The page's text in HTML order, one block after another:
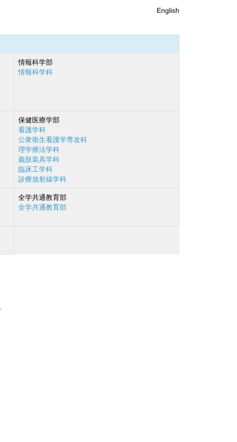
English
情報科学部
情報科学科
保健医療学部
看護学科
公衆衛生看護学専攻科
理学療法学科
義肢装具学科
臨床工学科
診療放射線学科
全学共通教育部
全学共通教育部